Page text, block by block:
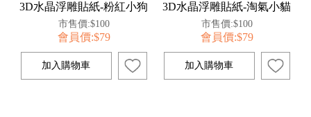
3D水晶浮雕貼紙-粉紅小狗
市售價:$100
會員價:$79
3D水晶浮雕貼紙-淘氣小貓
市售價:$100
會員價:$79